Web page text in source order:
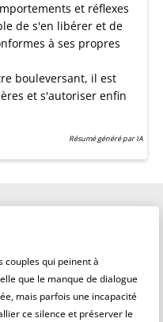
et réflexes
de s'en libérer et de
à ses propres
bouleversant, il est
et s'autoriser enfin
Résumé généré par IA
couples qui peinent à
que le manque de dialogue
mais parfois une incapacité
ce silence et préserver le